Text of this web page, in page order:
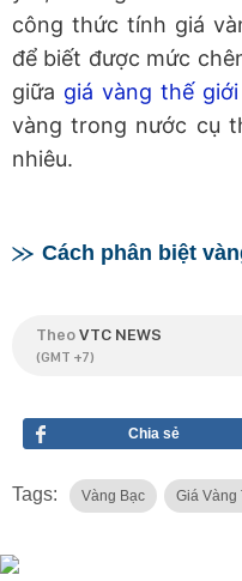
công thức tính giá
để biết được mức
giữa giá vàng thế giới
vàng trong nước cụ
nhiêu.
Cách phân biệt
TheoVTC NEWS
(GMT +7)
Chia sẻ
Tags: Vàng Bạc Giá Vàng